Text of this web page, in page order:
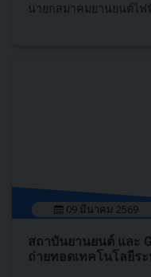
นายกสมาคมยานยนต์ไฟ
09 มีนาคม 2569
สถาบันยานยนต์ และ
ถ่ายทอดเทคโนโลยีร